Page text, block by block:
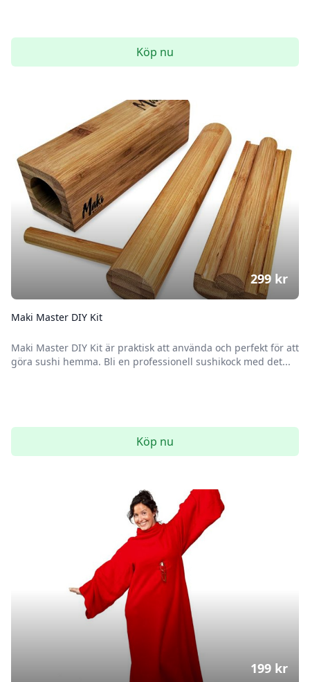
Köp nu
Maki Master DIY Kit
Maki Master DIY Kit är praktisk att använda och perfekt för att
göra sushi hemma. Bli en professionell sushikock med det...
299 kr
Köp nu
199 kr